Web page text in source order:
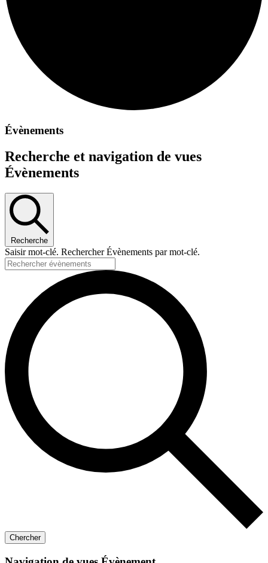
Évènements
Recherche et navigation de vues
Évènements
Recherche
Saisir mot-clé. Rechercher Évènements par mot-clé.
Chercher